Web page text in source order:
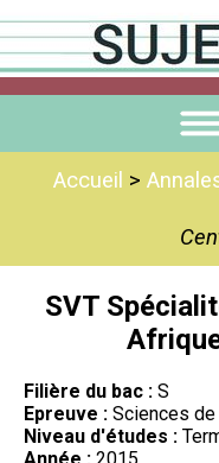
Accueil >
SVT
Filière du bac : S
Epreuve : Sciences
Niveau d'études :